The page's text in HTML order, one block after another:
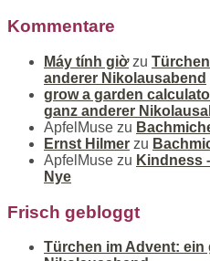
Kommentare
Máy tính giờzu
anderer Nikolausabend
grow a garden
ganz anderer
ApfelMuse zu
Ernst Hilmer zu
ApfelMuse zu Kindness
Nye
Frisch gebloggt
Türchen im Advent: ein